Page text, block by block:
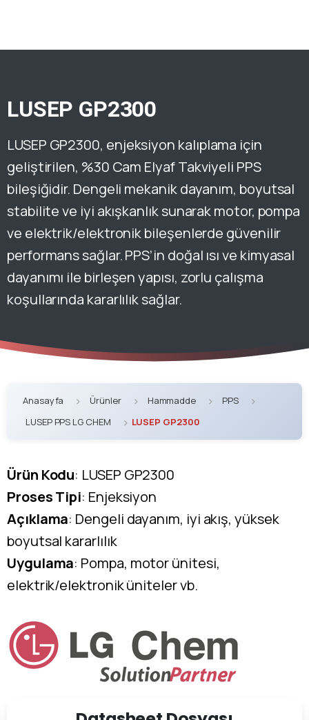
LUSEP GP2300
LUSEP GP2300, enjeksiyon kalıplama için
geliştirilen, %30 Cam Elyaf Takviyeli PPS
bileşiğidir. Dengeli mekanik dayanım, boyutsal
stabilite ve iyi akışkanlık sunarak motor, pompa
ve elektrik/elektronik bileşenlerde güvenilir
performans sağlar. PPS’in doğal ısı ve kimyasal
dayanımı ile birleşen yapısı, zorlu çalışma
koşullarında kararlılık sağlar.
Anasayfa Ürünler Hammadde
PPS
LUSEP PPS LG CHEM
LUSEP GP2300
Ürün Kodu: LUSEP GP2300
Proses Tipi: Enjeksiyon
Açıklama: Dengeli dayanım, iyi akış, yüksek
boyutsal kararlılık
Uygulama: Pompa, motor ünitesi,
elektrik/elektronik üniteler vb.